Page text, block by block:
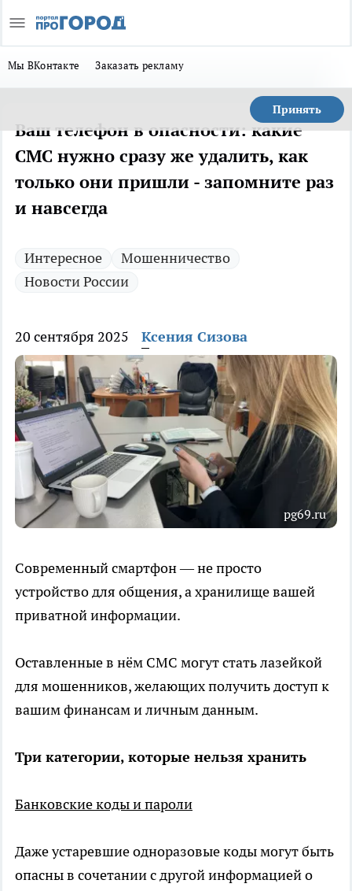
Мы ВКонтакте Заказать рекламу
Принять
Ваш телефон в опасности: какие
СМС нужно сразу же удалить, как
только они пришли - запомните раз
и навсегда
Интересное
Мошенничество
Новости России
20 сентября 2025 Ксения Сизова
pg69.ru
Современный смартфон — не просто
устройство для общения, а хранилище вашей
приватной информации.
Оставленные в нём СМС могут стать лазейкой
для мошенников, желающих получить доступ к
вашим финансам и личным данным.
Три категории, которые нельзя хранить
Банковские коды и пароли
Даже устаревшие одноразовые коды могут быть
опасны в сочетании с другой информацией о